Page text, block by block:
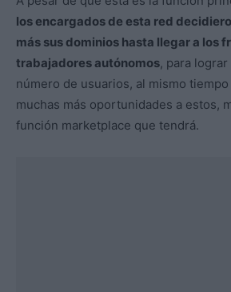
los encargados de esta red
más sus dominios hasta llegar a los
trabajadores autónomos, para
número de usuarios, al mismo
muchas más oportunidades a estos,
función marketplace que tendrá.